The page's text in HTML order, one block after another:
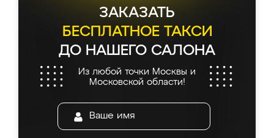
ЗАКАЗАТЬ
БЕСПЛАТНОЕ ТАКСИ
ДО НАШЕГО САЛОНА
Из любой точки Москвы и
Московской области!